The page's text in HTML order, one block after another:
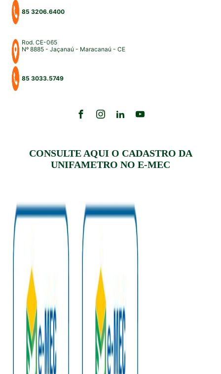
85 3206.6400
Rod. CE-065
Nº 8885 - Jaçanaú - Maracanaú - CE
85 3033.5749
CONSULTE AQUI O CADASTRO DA
UNIFAMETRO NO E-MEC